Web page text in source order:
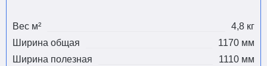
Вес м²
4,8 кг
Ширина общая
1170 мм
Ширина полезная
1110 мм